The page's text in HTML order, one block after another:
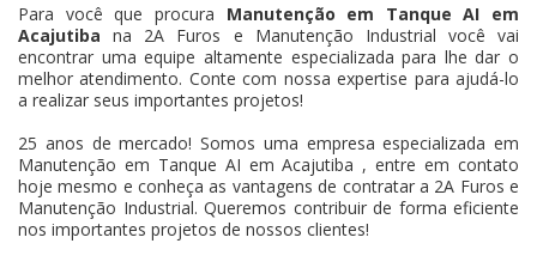
Para você que procura Manutenção em Tanque AI em
Acajutibana 2A Furos e Manutenção Industrial você vai
encontrar uma equipe altamente especializada para lhe dar o
melhor atendimento. Conte com nossa expertise para ajudá-lo
a realizar seus importantes projetos!
25 anos de mercado! Somos uma empresa especializada em
Manutenção em Tanque AI em Acajutiba , entre em contato
hoje mesmo e conheça as vantagens de contratar a 2A Furos e
Manutenção Industrial. Queremos contribuir de forma eficiente
nos importantes projetos de nossos clientes!